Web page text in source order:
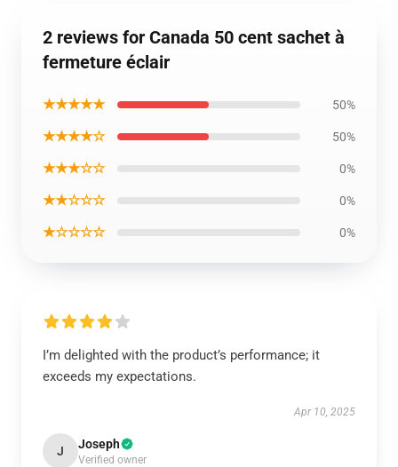
2 reviews for Canada 50 cent sachet à
fermeture éclair
★★★★★ 50%
★★★★☆ 50%
★★★☆☆ 0%
★★☆☆☆ 0%
★☆☆☆☆ 0%
I’m delighted with the product’s performance; it
exceeds my expectations.
Apr 10, 2025
J Joseph
Verified owner